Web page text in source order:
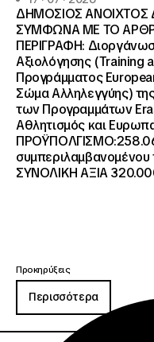
ΔΗΜΟΣΙΟΣ ΑΝΟΙΧΤΟΣ
ΣΥΜΦΩΝΑ ΜΕ ΤΟ
ΠΕΡΙΓΡΑΦΗ:
Αξιολόγησης (Training
Προγράμματος
Σώμα Αλληλεγγύης)
των Προγραμμάτων
Αθλητισμός και
ΣΥΝΟΛΙΚΗ ΑΞΙΑ
Προκηρύξεις
Περισσότερα